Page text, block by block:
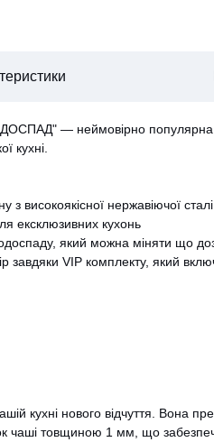
— неймовірно популярна
кухні.
високоякісної нержавіючої
ексклюзивних кухонь
який можна міняти що
завдяки VIP комплекту, який
кухні нового відчуття. Вона
товщиною 1 мм, що забезпечує